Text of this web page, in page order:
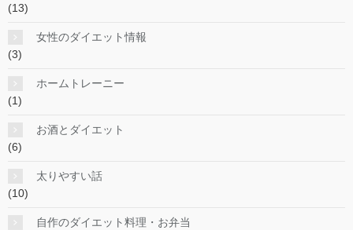
(13)
女性のダイエット情報
(3)
ホームトレーニー
(1)
お酒とダイエット
(6)
太りやすい話
(10)
自作のダイエット料理・お弁当